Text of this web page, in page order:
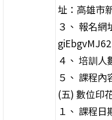
址：高雄市
３、 報名
４、 培訓人
５、 課程內
(五) 數位印
１、 課程